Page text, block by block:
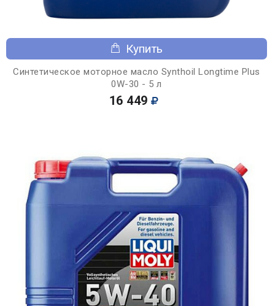
Купить
Синтетическое моторное масло Synthoil Longtime Plus
0W-30 - 5 л
16 449